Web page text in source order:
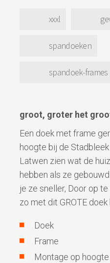
xxxl
spandoeken
spandoek-frames
groot, groter het
Een doek met frame
hoogte bij de Stadbleek
Latwen zien wat de
hebben als ze
je ze sneller, Door op
zo met dit GROTE
Doek
Frame
Montage op hoogte